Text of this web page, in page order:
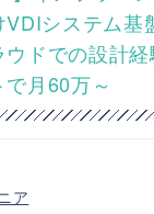
システム基
ドでの設計経
月60万～
ア